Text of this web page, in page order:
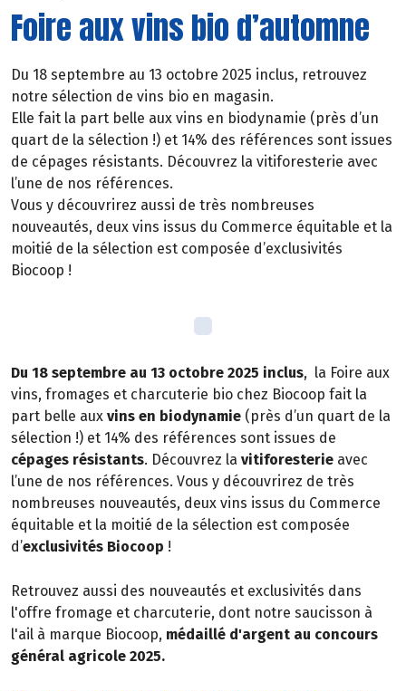
Foire aux vins bio d’automne
Du 18 septembre au 13 octobre 2025 inclus, retrouvez
notre sélection de vins bio en magasin.
Elle fait la part belle aux vins en biodynamie (près d’un
quart de la sélection !) et 14% des références sont issues
de cépages résistants. Découvrez la vitiforesterie avec
l’une de nos références.
Vous y découvrirez aussi de très nombreuses
nouveautés, deux vins issus du Commerce équitable et la
moitié de la sélection est composée d’exclusivités
Biocoop !
Du 18 septembre au 13 octobre 2025 inclus, la Foire aux
vins, fromages et charcuterie bio chez Biocoop fait la
part belle aux vins en biodynamie (près d’un quart de la
sélection !) et 14% des références sont issues de
cépages résistants. Découvrez la vitiforesterie avec
l’une de nos références. Vous y découvrirez de très
nombreuses nouveautés, deux vins issus du Commerce
équitable et la moitié de la sélection est composée
d’exclusivités Biocoop !
Retrouvez aussi des nouveautés et exclusivités dans
l'offre fromage et charcuterie, dont notre saucisson à
l'ail à marque Biocoop, médaillé d'argent au concours
général agricole 2025.